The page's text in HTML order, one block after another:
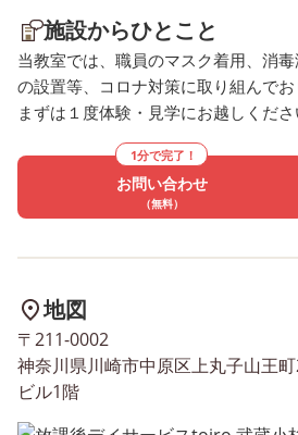
そうに実施してくださりまし
た(*´ ﹀ `*) 工程は空気で
膨らませた水風船に絵の具を
付けて 画用紙にポンポンと
色を付けて、紫陽花の花の部
分を再現。 絵の具を乾かし
ている間に、画用紙で作成し
たカタツムリに顔を描いてい
リや紫陽花の葉となる部分、
付けて完成です✨ がんばれ
ポイントは 【 (1)力の強さ考
えながら水風船でお花を描こ
う (2)のりをはみ出さずに
塗ろう】の2点に設定いたし
き
施設からひとこと
当教室では、職員のマスク着用、消
の設置等、コロナ対策に取り組んでお
まずは１度体験・見学にお越しくださ
1分で完了！
お問い合わせ
（無料）
地図
〒211-0002
神奈川県川崎市中原区上丸子山王
ビル1階